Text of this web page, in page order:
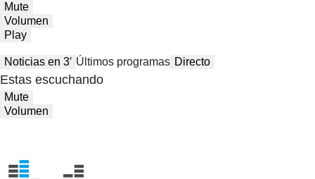
Mute
Volumen
Play
Noticias en 3′ Últimos programas Directo
Estas escuchando
Mute
Volumen